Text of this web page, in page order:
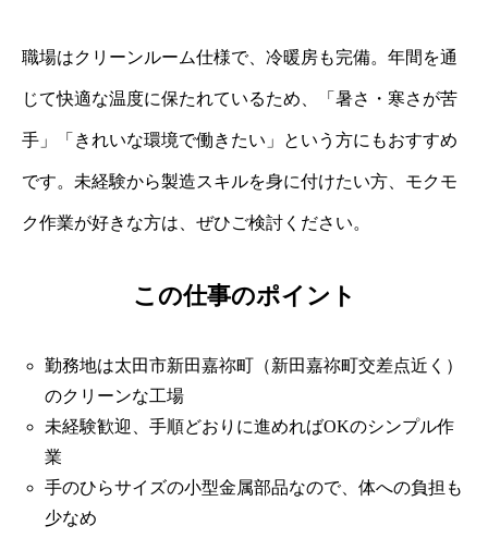
職場はクリーンルーム仕様で、冷暖房も完備。年間を通
じて快適な温度に保たれているため、「暑さ・寒さが苦
手」「きれいな環境で働きたい」という方にもおすすめ
です。未経験から製造スキルを身に付けたい方、モクモ
ク作業が好きな方は、ぜひご検討ください。
この仕事のポイント
勤務地は太田市新田嘉祢町（新田嘉祢町交差点近く）
のクリーンな工場
未経験歓迎、手順どおりに進めればOKのシンプル作
業
手のひらサイズの小型金属部品なので、体への負担も
少なめ